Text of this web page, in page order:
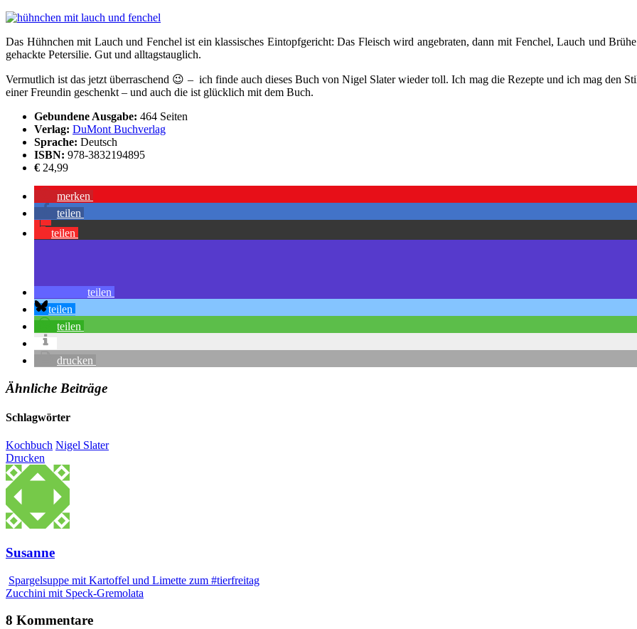
Das Hühnchen mit Lauch und Fenchel ist ein klassisches Eintopfgericht: Das Fleisch wird angebraten, dann mit Fenchel, Lauch und
gehackte Petersilie. Gut und alltagstauglich.
Vermutlich ist das jetzt überraschend 😉 – ich finde auch dieses Buch von Nigel Slater wieder toll. Ich mag die Rezepte und ich mag den
einer Freundin geschenkt – und auch die ist glücklich mit dem Buch.
Gebundene Ausgabe: 464 Seiten
Verlag: DuMont Buchverlag
Sprache: Deutsch
ISBN: 978-3832194895
€ 24,99
merken
teilen
teilen
teilen
teilen
teilen
drucken
Ähnliche Beiträge
Schlagwörter
Kochbuch Nigel Slater
Drucken
Susanne
Spargelsuppe mit Kartoffel und Limette zum #tierfreitag
Zucchini mit Speck-Gremolata
8 Kommentare